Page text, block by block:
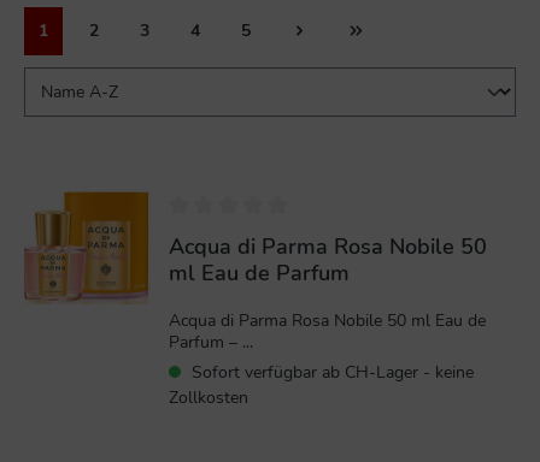
1 2 3 4 5
Acqua di Parma Rosa Nobile 50
ml Eau de Parfum
Acqua di Parma Rosa Nobile 50 ml Eau de
Parfum – ...
Sofort verfügbar ab CH-Lager - keine
Zollkosten